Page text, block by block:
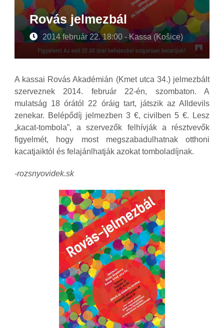
Rovás jelmezbál
2014 február 22. 18:00 - Kassa (Košice)
A kassai Rovás Akadémián (Kmet utca 34.) jelmezbált
szerveznek 2014. február 22-én, szombaton. A
mulatság 18 órától 22 óráig tart, játszik az Alldevils
zenekar. Belépődíj jelmezben 3 €, civilben 5 €. Lesz
„kacat-tombola”, a szervezők felhívják a résztvevők
figyelmét, hogy most megszabadulhatnak otthoni
kacatjaiktól és felajánlhatják azokat tomboladíjnak.
-rozsnyovidek.sk